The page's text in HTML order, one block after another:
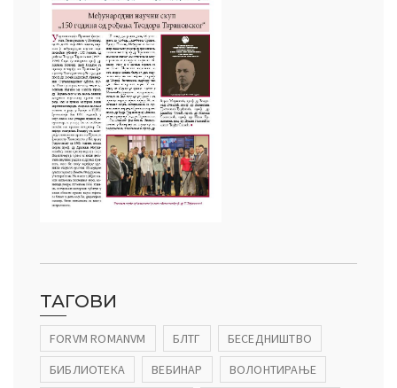
ТАГОВИ
FORVM ROMANVM БЛТГ
БЕСЕДНИШТВО
БИБЛИОТЕКА
ВЕБИНАР
ВОЛОНТИРАЊЕ